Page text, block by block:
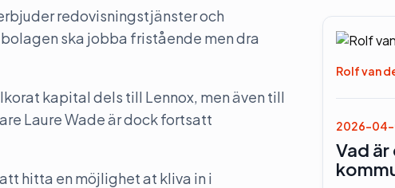
redovisningstjänster och
ska jobba fristående men dra
kapital dels till Lennox, men även till
Laure Wade är dock fortsatt
hitta en möjlighet at kliva in i
Rolf van
2026-04-
Vad